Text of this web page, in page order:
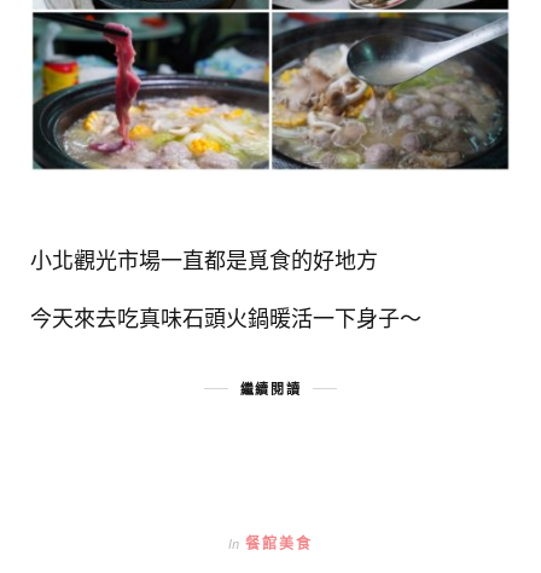
小北觀光市場一直都是覓食的好地方
今天來去吃真味石頭火鍋暖活一下身子～
繼續閱讀
In 餐館美食